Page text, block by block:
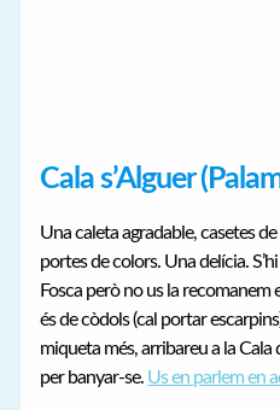
Cala s’Alguer
Una caleta agradable, casetes
portes de colors. Una delícia.
Fosca però no us la
és de còdols (cal portar
miqueta més, arribareu a la Cala
per banyar-se. Us en parlem en